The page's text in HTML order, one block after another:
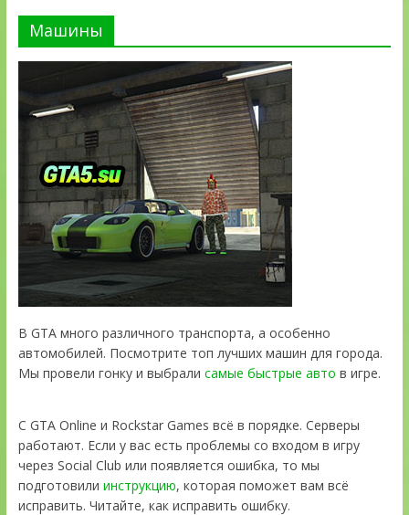
Машины
В GTA много различного транспорта, а особенно
автомобилей. Посмотрите топ лучших машин для города.
Мы провели гонку и выбрали самые быстрые авто в игре.
С GTA Online и Rockstar Games всё в порядке. Серверы
работают. Если у вас есть проблемы со входом в игру
через Social Club или появляется ошибка, то мы
подготовили инструкцию, которая поможет вам всё
исправить. Читайте, как исправить ошибку.